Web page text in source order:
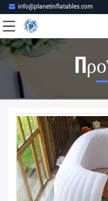
info@planetinflatables.com